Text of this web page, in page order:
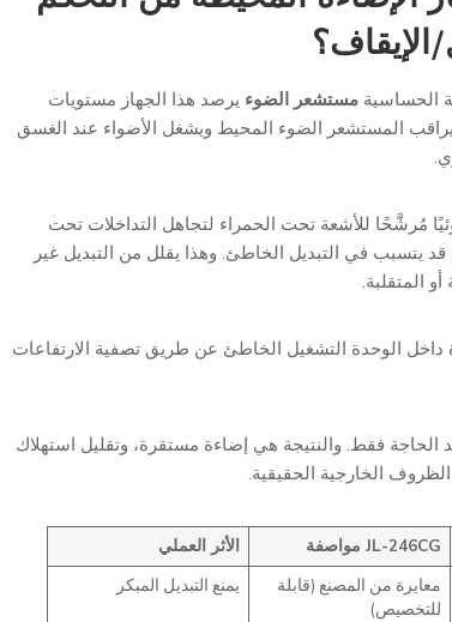
الإيقاف؟
مستشعر الضوء يرصد هذا الجهاز مستويات
يراقب المستشعر الضوء المحيط ويشغل الأضواء عند الغسق
مُرشَّحًا للأشعة تحت الحمراء لتجاهل التداخلات تحت
يتسبب في التبديل الخاطئ. وهذا يقلل من التبديل غير
المتقلبة.
داخل الوحدة التشغيل الخاطئ عن طريق تصفية الارتفاعات
فقط. والنتيجة هي إضاءة مستقرة، وتقليل استهلاك
الخارجية الحقيقية.
JL-246CG مواصفة
الأثر العملي
معايرة من المصنع (قابلة
للتخصيص)
يمنع التبديل المبكر